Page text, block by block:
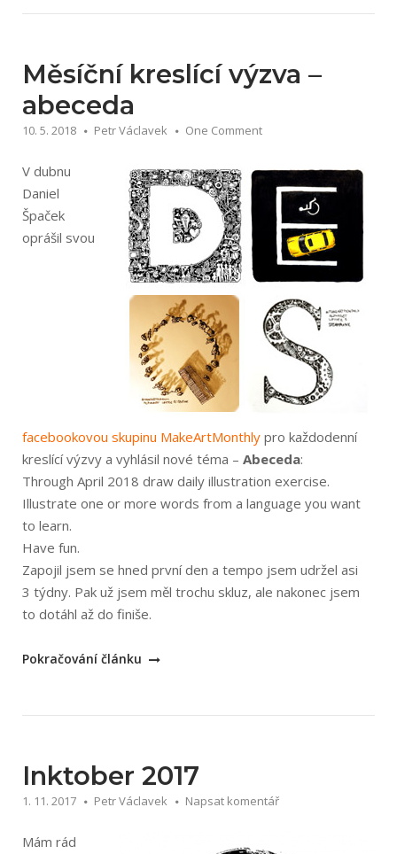
Měsíční kreslící výzva –
abeceda
10. 5. 2018 Petr Václavek One Comment
V dubnu
Daniel
Špaček
oprášil svou
facebookovou skupinu MakeArtMonthly pro každodenní
kreslící výzvy a vyhlásil nové téma – Abeceda:
Through April 2018 draw daily illustration exercise.
Illustrate one or more words from a language you want
to learn.
Have fun.
Zapojil jsem se hned první den a tempo jsem udržel asi
3 týdny. Pak už jsem měl trochu skluz, ale nakonec jsem
to dotáhl až do finiše.
„Měsíční
Pokračování článku
Inktober 2017
1. 11. 2017 Petr Václavek Napsat komentář
Mám rád